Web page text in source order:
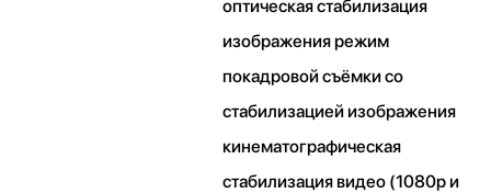
оптическая стабилизация
изображения режим
покадровой съёмки со
стабилизацией изображения
кинематографическая
стабилизация видео (1080p и